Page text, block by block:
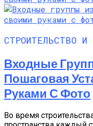
СТРОИТЕЛЬСТВО И
Входные
Пошаговая
Руками С Фото
Во время